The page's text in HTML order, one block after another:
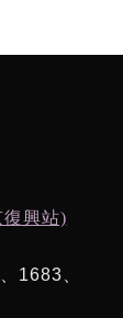
興站)
1683、